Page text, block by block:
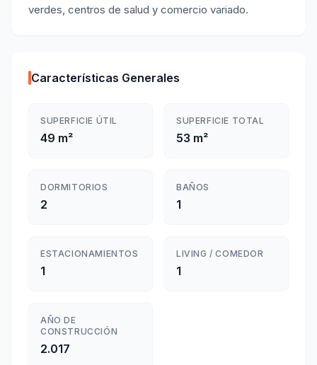
verdes, centros de salud y comercio variado.
Características Generales
SUPERFICIE ÚTIL
49 m²
SUPERFICIE TOTAL
53 m²
DORMITORIOS
2
BAÑOS
1
ESTACIONAMIENTOS
1
LIVING / COMEDOR
1
AÑO DE
CONSTRUCCIÓN
2.017